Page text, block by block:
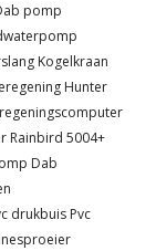
pomp
Kogelkraan
Hunter
Rainbird 5004+
Dab
drukbuis Pvc